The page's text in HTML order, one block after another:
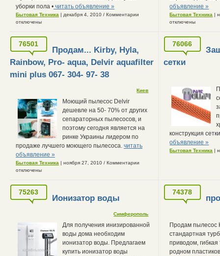
уборки пола • читать объявление »
Бытовая Техника | декабря 4, 2010 / Комментарии
отключены
объявление »
Бытовая Техника |
отключены
76501
Продам... Kirby, Hyla,
Rainbow, Pro- aqua, Delvir aquafilter
mini plus 067- 304- 97- 38
Киев
Моющий пылесос Delvir
дешевле на 50- 70% от других
сепараторных пылесосов, и
поэтому сегодня является на
ринке Украины лидером по
продаже лучшего моющего пылесоса. читать
объявление »
Бытовая Техника | ноября 27, 2010 / Комментарии
отключены
76066
сетки
конструкция
объявление »
Бытовая Техника |
75263
Ионизатор воды
Симферополь
Для получения инизированной
воды дома необходим
ионизатор воды. Предлагаем
купить ионизатор воды
74378
Продам пылесос
стандартная
приводом,
родном